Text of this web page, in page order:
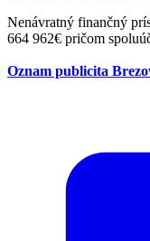
Nenávratný finančný
664 962€ pričom
Oznam publicita